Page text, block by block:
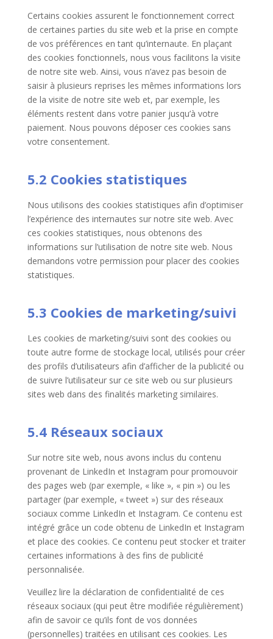
Certains cookies assurent le fonctionnement correct
de certaines parties du site web et la prise en compte
de vos préférences en tant qu’internaute. En plaçant
des cookies fonctionnels, nous vous facilitons la visite
de notre site web. Ainsi, vous n’avez pas besoin de
saisir à plusieurs reprises les mêmes informations lors
de la visite de notre site web et, par exemple, les
éléments restent dans votre panier jusqu’à votre
paiement. Nous pouvons déposer ces cookies sans
votre consentement.
5.2 Cookies statistiques
Nous utilisons des cookies statistiques afin d’optimiser
l’expérience des internautes sur notre site web. Avec
ces cookies statistiques, nous obtenons des
informations sur l’utilisation de notre site web. Nous
demandons votre permission pour placer des cookies
statistiques.
5.3 Cookies de marketing/suivi
Les cookies de marketing/suivi sont des cookies ou
toute autre forme de stockage local, utilisés pour créer
des profils d’utilisateurs afin d’afficher de la publicité ou
de suivre l’utilisateur sur ce site web ou sur plusieurs
sites web dans des finalités marketing similaires.
5.4 Réseaux sociaux
Sur notre site web, nous avons inclus du contenu
provenant de LinkedIn et Instagram pour promouvoir
des pages web (par exemple, « like », « pin ») ou les
partager (par exemple, « tweet ») sur des réseaux
sociaux comme LinkedIn et Instagram. Ce contenu est
intégré grâce un code obtenu de LinkedIn et Instagram
et place des cookies. Ce contenu peut stocker et traiter
certaines informations à des fins de publicité
personnalisée.
Veuillez lire la déclaration de confidentialité de ces
réseaux sociaux (qui peut être modifiée régulièrement)
afin de savoir ce qu’ils font de vos données
(personnelles) traitées en utilisant ces cookies. Les